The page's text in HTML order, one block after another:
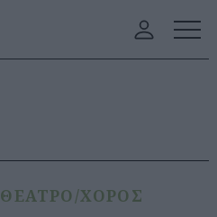
ΘΕΑΤΡΟ/ΧΟΡΟΣ